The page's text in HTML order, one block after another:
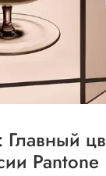
Pantone